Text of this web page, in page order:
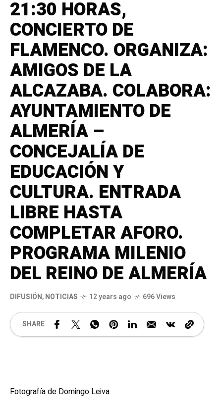
21:30 HORAS,
CONCIERTO DE
FLAMENCO. ORGANIZA:
AMIGOS DE LA
ALCAZABA. COLABORA:
AYUNTAMIENTO DE
ALMERÍA –
CONCEJALÍA DE
EDUCACIÓN Y
CULTURA. ENTRADA
LIBRE HASTA
COMPLETAR AFORO.
PROGRAMA MILENIO
DEL REINO DE ALMERÍA
DIFUSIÓN,NOTICIAS 12 years ago 696 Views
SHARE
Fotografía de Domingo Leiva